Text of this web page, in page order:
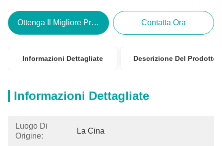
Ottenga Il Migliore Prezzo Contatta Ora
Informazioni Dettagliate Descrizione Del Prodotto
Informazioni Dettagliate
Luogo Di
Origine:
La Cina